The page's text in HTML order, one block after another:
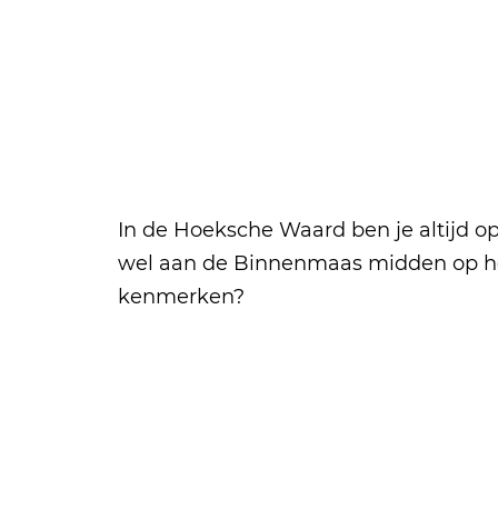
In de Hoeksche Waard ben je altijd
wel aan de Binnenmaas midden op
kenmerken?